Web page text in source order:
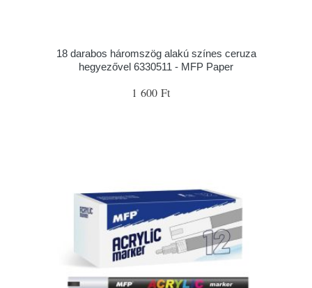
18 darabos háromszög alakú színes ceruza
hegyezővel 6330511 - MFP Paper
1 600 Ft